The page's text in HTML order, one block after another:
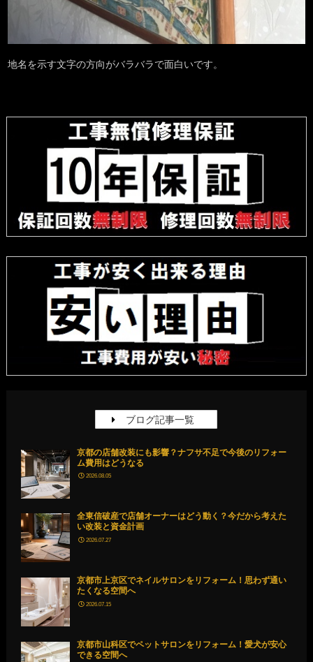
地名を示す文字の方向がバラバラで面白いです。
ブログ記事一覧
京都の店舗改装にも影響？ナフサ不足で今後のリフォー
ム費用はどうなる
2026.08.05
全東信破産で店舗オーナーはどう動く？今だから考えた
い改装と資金計画
2026.07.27
京都市上京区でネイルサロンをリフォーム！思わず通い
たくなる空間へ
2026.07.15
京都市山科区でペットサロンをリフォーム！愛犬が安心
できる空間へ